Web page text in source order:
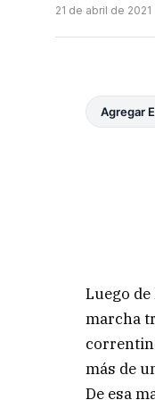
21 de abril de 2021
Agregar
Luego
marcha
más de
De esa